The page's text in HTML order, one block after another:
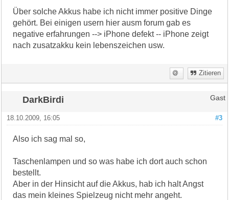
Über solche Akkus habe ich nicht immer positive Dinge
gehört. Bei einigen usern hier ausm forum gab es
negative erfahrungen --> iPhone defekt -- iPhone zeigt
nach zusatzakku kein lebenszeichen usw.
Zitieren
DarkBirdi Gast
#3
18.10.2009, 16:05
Also ich sag mal so,
Taschenlampen und so was habe ich dort auch schon
bestellt.
Aber in der Hinsicht auf die Akkus, hab ich halt Angst
das mein kleines Spielzeug nicht mehr angeht.